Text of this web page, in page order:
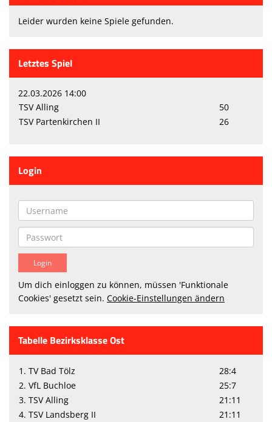
Leider wurden keine Spiele gefunden.
Letztes Spiel
22.03.2026 14:00
TSV Alling
50
TSV Partenkirchen II
26
Login
Um dich einloggen zu können, müssen 'Funktionale
Cookies' gesetzt sein. Cookie-Einstellungen ändern
Tabelle Bezirksklasse Ost
1. TV Bad Tölz
28:4
2. VfL Buchloe
25:7
3. TSV Alling
21:11
4. TSV Landsberg II
21:11